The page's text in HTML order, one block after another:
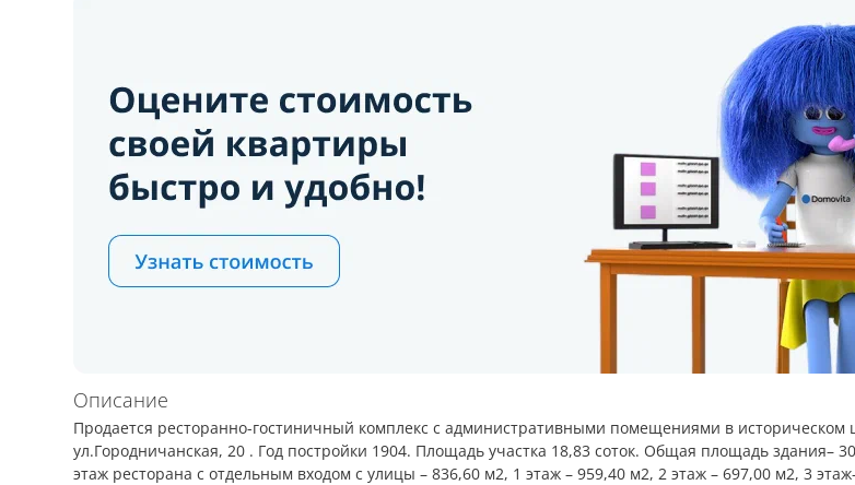
Описание
Продается ресторанно-гостиничный комплекс с административными помещениями в историческом
ул.Городничанская, 20 . Год постройки 1904. Площадь участка 18,83 соток. Общая площадь здания–
этаж ресторана с отдельным входом с улицы – 836,60 м2, 1 этаж – 959,40 м2, 2 этаж – 697,00 м2, 3